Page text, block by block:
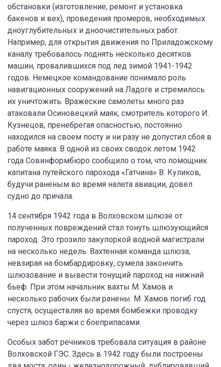
обстановки (изготовление, ремонт и установка
бакенов и вех), проведения промеров, необходимых
дноуглубительных и дноочистительных работ.
Например, для открытия движения по Приладожскому
каналу требовалось поднять несколько десятков
машин, провалившихся под лед зимой 1941-1942
годов. Немецкое командование понимало роль
навигационных сооружений на Ладоге и стремилось
их уничтожить. Вражеские самолеты много раз
атаковали Осиновецкий маяк, смотритель которого И.
Кузнецов, пренебрегая опасностью, постоянно
находился на своем посту и ни разу не допустил сбоя в
работе маяка. В одной из своих сводок летом 1942
года Совинформбюро сообщило о том, что помощник
капитана путейского парохода «Гатчина» В. Куликов,
будучи раненым во время налета авиации, довел
судно до причала.
14 сентября 1942 года в Волховском шлюзе от
полученных повреждений стал тонуть шлюзующийся
пароход. Это грозило закупоркой водной магистрали
на несколько недель. Вахтенная команда шлюза,
невзирая на бомбардировку, сумела закончить
шлюзование и вывести тонущий пароход на нижний
бьеф. При этом начальник вахты М. Хамов и
несколько рабочих были ранены. М. Хамов погиб год
спустя, осуществляя во время бомбежки проводку
через шлюз баржи с боеприпасами.
Особых забот речников требовала ситуация в районе
Волховской ГЭС. Здесь в 1942 году были построены